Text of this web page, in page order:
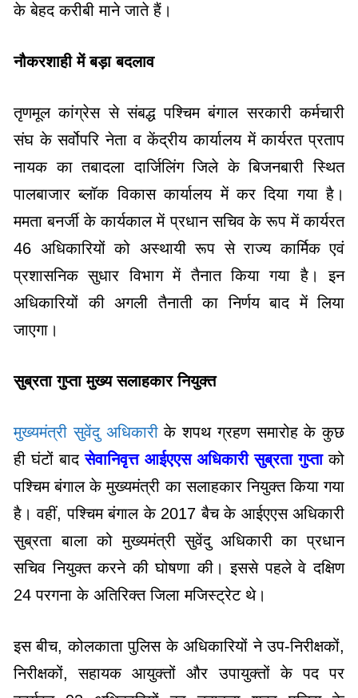
के बेहद करीबी माने जाते हैं।
नौकरशाही में बड़ा बदलाव
तृणमूल कांग्रेस से संबद्ध पश्चिम बंगाल सरकारी कर्मचारी
संघ के सर्वोपरि नेता व केंद्रीय कार्यालय में कार्यरत प्रताप
नायक का तबादला दार्जिलिंग जिले के बिजनबारी स्थित
पालबाजार ब्लॉक विकास कार्यालय में कर दिया गया है।
ममता बनर्जी के कार्यकाल में प्रधान सचिव के रूप में कार्यरत
46 अधिकारियों को अस्थायी रूप से राज्य कार्मिक एवं
प्रशासनिक सुधार विभाग में तैनात किया गया है। इन
अधिकारियों की अगली तैनाती का निर्णय बाद में लिया
जाएगा।
सुब्रता गुप्ता मुख्य सलाहकार नियुक्त
मुख्यमंत्री सुवेंदु अधिकारीके शपथ ग्रहण समारोह के कुछ
ही घंटों बादसेवानिवृत्त आईएएस अधिकारी सुब्रता गुप्ताको
पश्चिम बंगाल के मुख्यमंत्री का सलाहकार नियुक्त किया गया
है। वहीं, पश्चिम बंगाल के 2017 बैच के आईएएस अधिकारी
सुब्रता बाला को मुख्यमंत्री सुवेंदु अधिकारी का प्रधान
सचिव नियुक्त करने की घोषणा की। इससे पहले वे दक्षिण
24 परगना के अतिरिक्त जिला मजिस्ट्रेट थे।
इस बीच, कोलकाता पुलिस के अधिकारियों ने उप-निरीक्षकों,
निरीक्षकों, सहायक आयुक्तों और उपायुक्तों के पद पर